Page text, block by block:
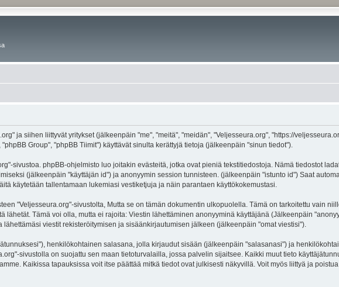
ja siihen liittyvät yritykset (jälkeenpäin "me", "meitä", "meidän", "Veljesseura.org", "https://
Group", "phpBB Tiimit") käyttävät sinulta kerättyjä tietoja (jälkeenpäin "sinun tiedot").
sivustoa. phpBB-ohjelmisto luo joitakin evästeitä, jotka ovat pieniä tekstitiedostoja. Nämä tiedostot
(jälkeenpäin "käyttäjän id") ja anonyymin session tunnisteen. (jälkeenpäin "istunto id") Saat
käytetään tallentamaan lukemiasi vestiketjuja ja näin parantaen käyttökokemustasi.
"Veljesseura.org"-sivustolta, Mutta se on tämän dokumentin ulkopuolella. Tämä on tarkoitettu vain
lähetät. Tämä voi olla, mutta ei rajoita: Viestin lähettäminen anonyyminä käyttäjänä (Jälkeenpäin
viestit rekisteröitymisen ja sisäänkirjautumisen jälkeen (jälkeenpäin "omat viestisi").
henkilökohtainen salasana, jolla kirjaudut sisään (jälkeenpäin "salasanasi") ja
sivustolla on suojattu sen maan tietoturvalailla, jossa palvelin sijaitsee. Kaikki muut tieto
Kaikissa tapauksissa voit itse päättää mitkä tiedot ovat julkisesti näkyvillä. Voit myös liittyä ja